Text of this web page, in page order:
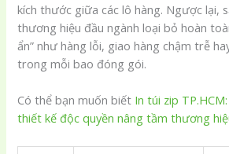
kích thước giữa các lô hàng. Ngược lại,
thương hiệu đầu ngành loại bỏ hoàn
ẩn” như hàng lỗi, giao hàng chậm trễ
trong mỗi bao đóng gói.
Có thể bạn muốn biết In túi zip
thiết kế độc quyền nâng tầm thương